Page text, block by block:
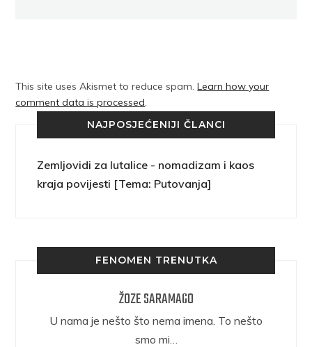
This site uses Akismet to reduce spam.Learn how your
comment data is processed.
NAJPOSJEĆENIJI ČLANCI
Zemljovidi za lutalice - nomadizam i kaos
kraja povijesti [Tema: Putovanja]
FENOMEN TRENUTKA
ŽOZE SARAMAGO
U nama je nešto što nema imena. To nešto
smo mi…